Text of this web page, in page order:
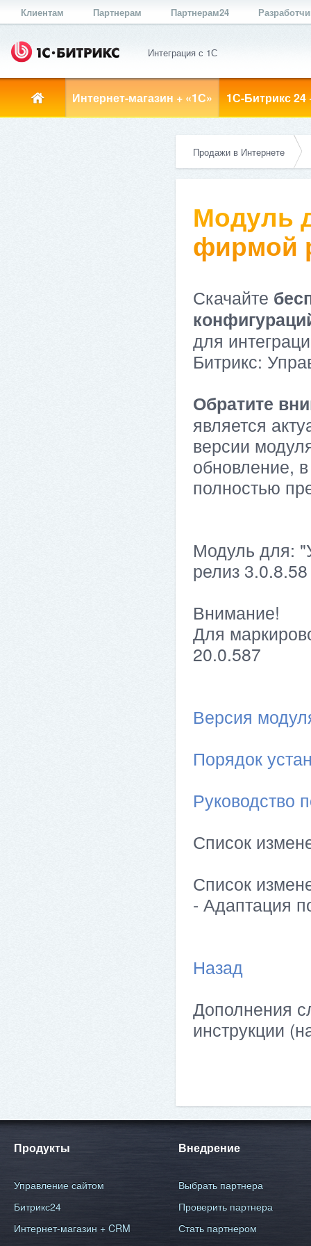
Клиентам Партнерам Партнерам24
Интеграция с 1С
Интернет-магазин + «1С» 1С-Битрикс 24
Продажи в Интернете
Модуль
фирмой
Скачайте
для
Битрикс:
Обратите
является
версии
обновление,
полностью
Модуль для:
релиз 3.0.8.58
Внимание!
Для
20.0.587
Версия
Порядок
Руководство
Список
Список
- Адаптация
Назад
Дополнения
инструкции
Продукты
Управление сайтом
Битрикс24
Интернет-магазин + CRM
Внедрение
Выбрать партнера
Проверить партнера
Стать партнером